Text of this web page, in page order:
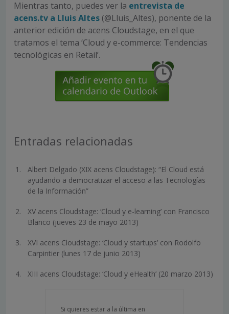
Mientras tanto, puedes ver la entrevista de
acens.tv a Lluis Altes (@Lluis_Altes), ponente de la
anterior edición de acens Cloudstage, en el que
tratamos el tema ‘Cloud y e-commerce: Tendencias
tecnológicas en Retail’.
Entradas relacionadas
Albert Delgado (XIX acens Cloudstage): “El Cloud está
ayudando a democratizar el acceso a las Tecnologías
de la Información”
XV acens Cloudstage: ‘Cloud y e-learning’ con Francisco
Blanco (jueves 23 de mayo 2013)
XVI acens Cloudstage: ‘Cloud y startups’ con Rodolfo
Carpintier (lunes 17 de junio 2013)
XIII acens Cloudstage: ‘Cloud y eHealth’ (20 marzo 2013)
Si quieres estar a la última en